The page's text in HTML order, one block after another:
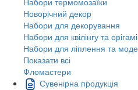
Новорічний декор
Набори для декорування
Набори для квілінгу та орігамі
Набори для ліплення та
Показати всі
Фломастери
Сувенірна продукція